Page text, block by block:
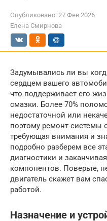
Опубликовано: 27 Фев 2026
Елена Смирнова
Задумывались ли вы
сердцем вашего
что поддерживает его
смазки. Более 70%
недостаточной или
поэтому ремонт системы
требующая внимания и
подробно разберем все
диагностики и
компонентов. Поверьте,
двигатель скажет вам
работой.
Назначение и